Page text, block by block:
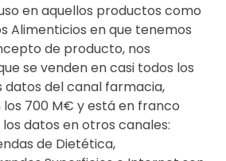
en aquellos productos como
Alimenticios en que tenemos
de producto, nos
se venden en casi todos los
datos del canal farmacia,
700 M€ y está en franco
datos en otros canales:
de Dietética,